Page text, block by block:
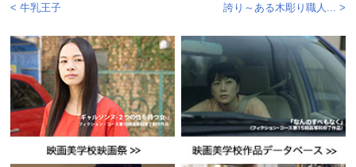
< 牛乳王子 誇り～ある木彫り職人... >